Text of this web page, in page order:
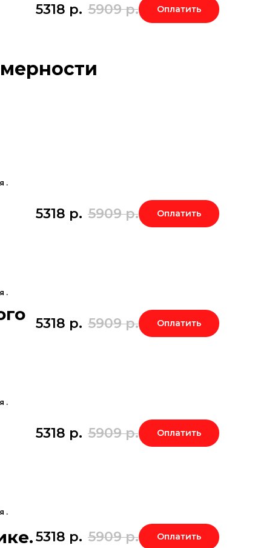
5318 р. 5909 р. Оплатить
5318 р. 5909 р. Оплатить
5318 р. 5909 р. Оплатить
5318 р. 5909 р. Оплатить
5318 р. 5909 р. Оплатить